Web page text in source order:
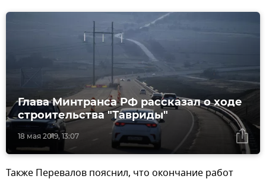
18 мая 2019, 13:07
Глава Минтранса РФ рассказал о ходе
строительства "Тавриды"
Также Перевалов пояснил, что окончание работ